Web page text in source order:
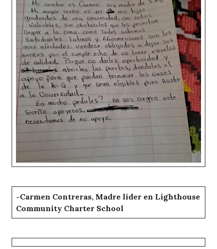
-Carmen Contreras, Madre líder en Lighthouse
Community Charter School